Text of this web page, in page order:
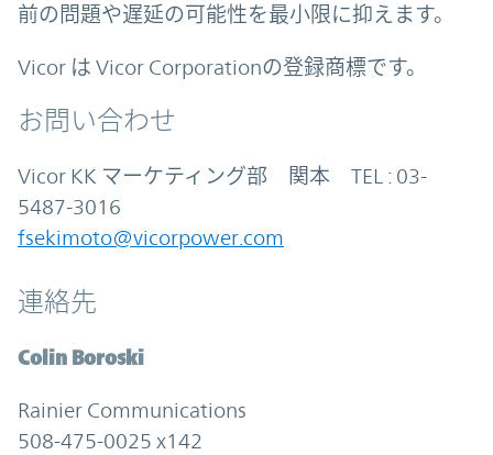
前の問題や遅延の可能性を最小限に抑えます。
Vicor は Vicor Corporationの登録商標です。
お問い合わせ
Vicor KK マーケティング部 関本 TEL : 03-
5487-3016
fsekimoto@vicorpower.com
連絡先
Colin Boroski
Rainier Communications
508-475-0025 x142